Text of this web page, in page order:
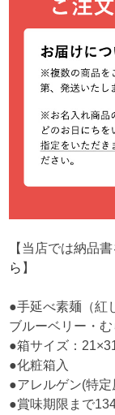
【当店では納品
ら 】
●手延べ素麺（紅
ブルーベリー・
●箱サイズ：
●化粧箱入
●アレルゲン(特
●賞味期限まで